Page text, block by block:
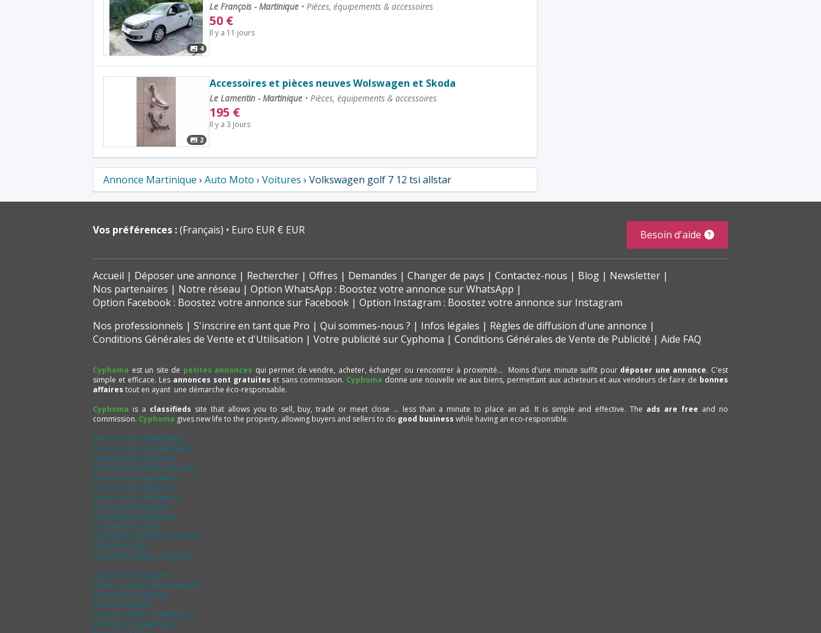
4
Le François - Martinique • Pièces, équipements & accessoires
50 €
Il y a 11 jours
2
Accessoires et pièces neuves Wolswagen et Skoda
Le Lamentin - Martinique • Pièces, équipements & accessoires
195 €
Il y a 3 jours
Annonce Martinique › Auto Moto › Voitures › Volkswagen golf 7 12 tsi allstar
Vos préférences :(Français) Euro EUR € EUR Besoin d'aide
Accueil Déposer une annonce Rechercher Offres Demandes Changer de pays Contactez-nous Blog
Newsletter
Nos partenaires
Notre réseau
Option WhatsApp : Boostez votre annonce sur WhatsApp
Option Facebook : Boostez votre annonce sur Facebook
Option Instagram : Boostez votre annonce sur Instagram
Nos professionnels
S'inscrire en tant que Pro Qui sommes-nous ? Infos légales
Règles de diffusion d'une annonce
Conditions Générales de Vente et d'Utilisation
Votre publicité sur Cyphoma Conditions Générales de Vente de Publicité Aide FAQ
Cyphoma est un site de petites annonces qui permet de vendre, acheter, échanger ou rencontrer à proximité… Moins d'une minute suffit pour déposer une annonce. C'est
simple et efficace. Les annonces sont gratuites et sans commission. Cyphoma donne une nouvelle vie aux biens, permettant aux acheteurs et aux vendeurs de faire de bonnes
affaires tout en ayant une démarche éco-responsable.
Cyphoma is a classifieds site that allows you to sell, buy, trade or meet close ... less than a minute to place an ad. It is simple and effective. The ads are free and no
commission. Cyphoma gives new life to the property, allowing buyers and sellers to do good business while having an eco-responsible.
Annonces de la Martinique
Annonces de la Guadeloupe
Annonces de la Guyane
Annonces Nouvelle Calédonie
Annonces de Saint Martin
Annonces de la Réunion
Annonces de l'Ile Maurice
Annonces de Mayotte
Classifieds Sint Maarten
Classifieds Anguilla
Classifieds Saint Kitts and Nevis
Classifieds Saba
Classifieds Antigua Barbuda
Cyphoma on Google+
voiture occasion en Martinique
immobilier martinique
moto Martinique
occasion voiture Guadeloupe
immobilier guadeloupe